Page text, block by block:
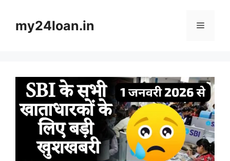
contentmy24loan.in Menu